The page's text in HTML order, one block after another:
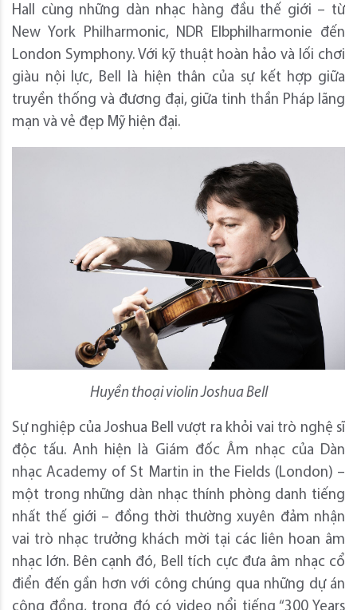
Hall cùng những dàn nhạc hàng đầu thế giới – từ
New York Philharmonic, NDR Elbphilharmonie đến
London Symphony. Với kỹ thuật hoàn hảo và lối chơi
giàu nội lực, Bell là hiện thân của sự kết hợp giữa
truyền thống và đương đại, giữa tinh thần Pháp lãng
mạn và vẻ đẹp Mỹ hiện đại.
Huyền thoại violin Joshua Bell
Sự nghiệp của Joshua Bell vượt ra khỏi vai trò nghệ sĩ
độc tấu. Anh hiện là Giám đốc Âm nhạc của Dàn
nhạc Academy of St Martin in the Fields (London) –
một trong những dàn nhạc thính phòng danh tiếng
nhất thế giới – đồng thời thường xuyên đảm nhận
vai trò nhạc trưởng khách mời tại các liên hoan âm
nhạc lớn. Bên cạnh đó, Bell tích cực đưa âm nhạc cổ
điển đến gần hơn với công chúng qua những dự án